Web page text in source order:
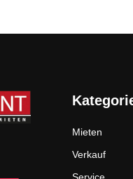
Mieten
Verkauf
Service